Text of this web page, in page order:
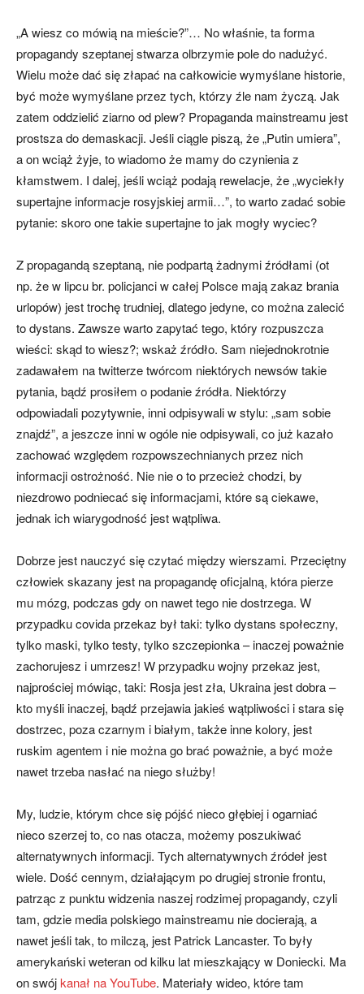
„A wiesz co mówią na mieście?”… No właśnie, ta forma
propagandy szeptanej stwarza olbrzymie pole do nadużyć.
Wielu może dać się złapać na całkowicie wymyślane historie,
być może wymyślane przez tych, którzy źle nam życzą. Jak
zatem oddzielić ziarno od plew? Propaganda mainstreamu jest
prostsza do demaskacji. Jeśli ciągle piszą, że „Putin umiera”,
a on wciąż żyje, to wiadomo że mamy do czynienia z
kłamstwem. I dalej, jeśli wciąż podają rewelacje, że „wyciekły
supertajne informacje rosyjskiej armii…”, to warto zadać sobie
pytanie: skoro one takie supertajne to jak mogły wyciec?
Z propagandą szeptaną, nie podpartą żadnymi źródłami (ot
np. że w lipcu br. policjanci w całej Polsce mają zakaz brania
urlopów) jest trochę trudniej, dlatego jedyne, co można zalecić
to dystans. Zawsze warto zapytać tego, który rozpuszcza
wieści: skąd to wiesz?; wskaż źródło. Sam niejednokrotnie
zadawałem na twitterze twórcom niektórych newsów takie
pytania, bądź prosiłem o podanie źródła. Niektórzy
odpowiadali pozytywnie, inni odpisywali w stylu: „sam sobie
znajdź”, a jeszcze inni w ogóle nie odpisywali, co już kazało
zachować względem rozpowszechnianych przez nich
informacji ostrożność. Nie nie o to przecież chodzi, by
niezdrowo podniecać się informacjami, które są ciekawe,
jednak ich wiarygodność jest wątpliwa.
Dobrze jest nauczyć się czytać między wierszami. Przeciętny
człowiek skazany jest na propagandę oficjalną, która pierze
mu mózg, podczas gdy on nawet tego nie dostrzega. W
przypadku covida przekaz był taki: tylko dystans społeczny,
tylko maski, tylko testy, tylko szczepionka – inaczej poważnie
zachorujesz i umrzesz! W przypadku wojny przekaz jest,
najprościej mówiąc, taki: Rosja jest zła, Ukraina jest dobra –
kto myśli inaczej, bądź przejawia jakieś wątpliwości i stara się
dostrzec, poza czarnym i białym, także inne kolory, jest
ruskim agentem i nie można go brać poważnie, a być może
nawet trzeba nasłać na niego służby!
My, ludzie, którym chce się pójść nieco głębiej i ogarniać
nieco szerzej to, co nas otacza, możemy poszukiwać
alternatywnych informacji. Tych alternatywnych źródeł jest
wiele. Dość cennym, działającym po drugiej stronie frontu,
patrząc z punktu widzenia naszej rodzimej propagandy, czyli
tam, gdzie media polskiego mainstreamu nie docierają, a
nawet jeśli tak, to milczą, jest Patrick Lancaster. To były
amerykański weteran od kilku lat mieszkający w Doniecki. Ma
on swójkanał na YouTube. Materiały wideo, które tam